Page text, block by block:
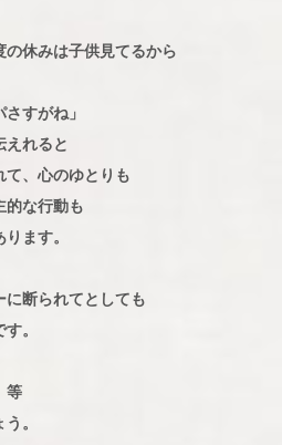
休みは子供見てるから
すがね」
えれると
て、心のゆとりも
的な行動も
ます。
に断られてとしても
。
等
。